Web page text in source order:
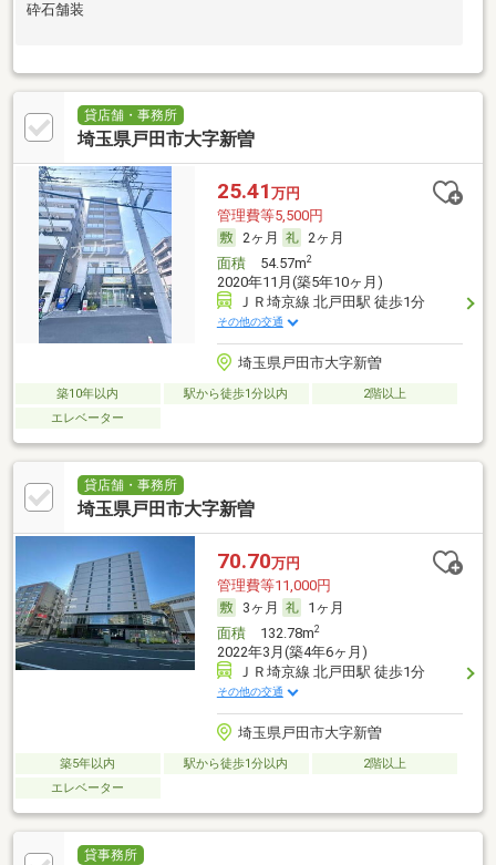
砕石舗装
貸店舗・事務所
埼玉県戸田市大字新曽
25.41 万円
管理費等5,500円
2ヶ月
2ヶ月
面積54.57m2
2020年11月(築5年10ヶ月)
ＪＲ埼京線 北戸田駅 徒歩1分
その他の交通
埼玉県戸田市大字新曽
築10年以内 駅から徒歩1分以内
2階以上
エレベーター
貸店舗・事務所
埼玉県戸田市大字新曽
70.70万円
管理費等11,000円
3ヶ月
1ヶ月
面積132.78m2
2022年3月(築4年6ヶ月)
ＪＲ埼京線 北戸田駅 徒歩1分
その他の交通
埼玉県戸田市大字新曽
築5年以内 駅から徒歩1分以内
2階以上
エレベーター
貸事務所